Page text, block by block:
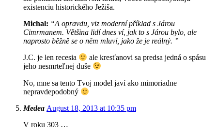
existenciu historického Ježiša.
Michal: “A opravdu, viz moderní příklad s Járou
Cimrmanem. Většina lidí dnes ví, jak to s Járou bylo, ale
naprosto běžně se o něm mluví, jako že je reálný. ”
J.C. je len recesia
ale kresťanovi sa predsa jedná o spásu
jeho nesmrteľnej duše
No, mne sa tento Tvoj model javí ako mimoriadne
nepravdepodobný
Medea August 18, 2013 at 10:35 pm
V roku 303 …